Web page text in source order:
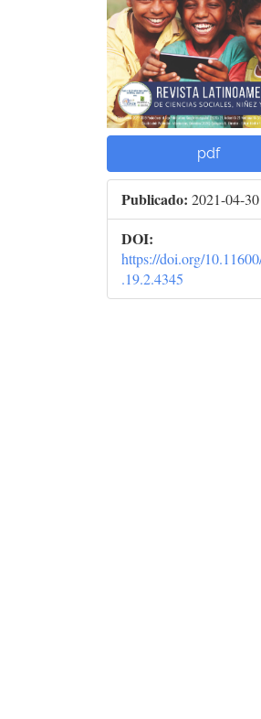
pdf
Publicado: 2021-04-30
DOI:
https://doi.org/
.19.2.4345